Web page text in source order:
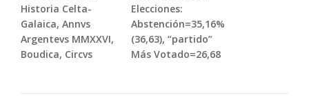
Historia Celta-
Galaica, Annvs
Argentevs MMXXVI,
Boudica, Circvs
Elecciones:
Abstención=35,16%
(36,63), “partido”
Más Votado=26,68